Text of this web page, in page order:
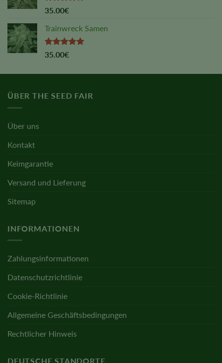
Rated5.00
35.00€
Trainwreck Samen
Rated5.00
35.00€
ÜBER THE SEED FAIR
Über uns
Kontakt
Keimgarantie
Versand und Lieferung
Sitemap
INFORMATIONEN
Zahlungsinformationen
Datenschutzrichtlinie
Cookie-Richtlinie
Allgemeine Geschäftsbedingungen
Rechtlicher Hinweis
DEUTSCHE STANDORTE